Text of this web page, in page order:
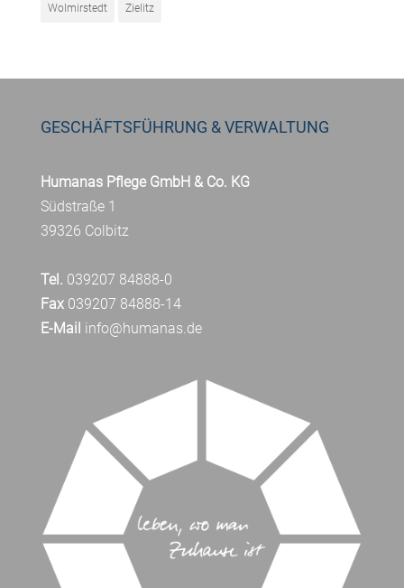
Wolmirstedt Zielitz
GESCHÄFTSFÜHRUNG & VERWALTUNG
Humanas Pflege GmbH & Co. KG
Südstraße 1
39326 Colbitz
Tel. 039207 84888-0
Fax039207 84888-14
E-Mail info@humanas.de